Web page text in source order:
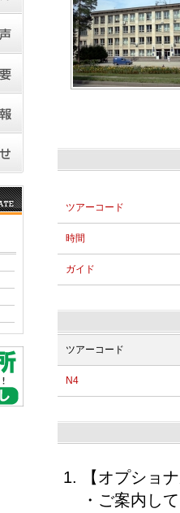
ツアーコード
時間
ガイド
ツアーコード
N4
【オプショ
・ご案内し